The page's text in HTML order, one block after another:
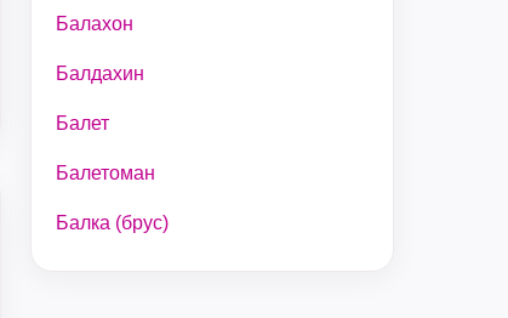
Балахон
Балдахин
Балет
Балетоман
Балка (брус)